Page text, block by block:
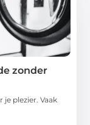
zonder
plezier. Vaak